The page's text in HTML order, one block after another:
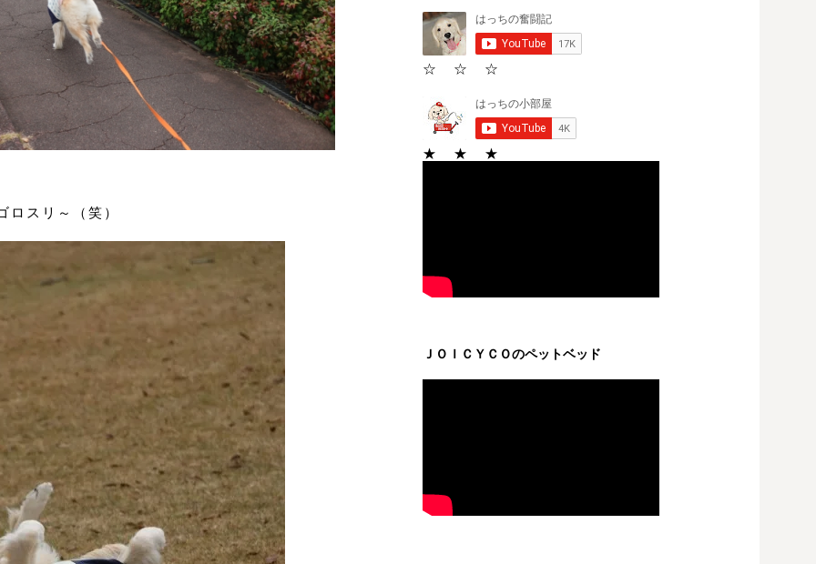
ロスリ～（笑）
☆ ☆ ☆
★ ★ ★
ＪＯＩＣＹＣＯのペットベッド